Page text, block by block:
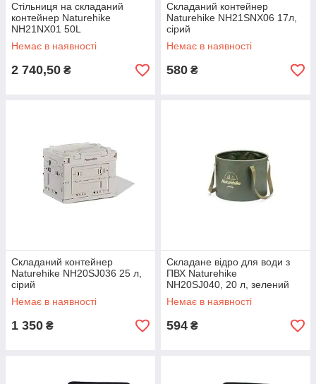
Стільниця на складаний
контейнер Naturehike
NH21NX01 50L
Немає в наявності
2 740,50 ₴
Складаний контейнер
Naturehike NH21SNX06 17л,
сірий
Немає в наявності
580 ₴
Складаний контейнер
Naturehike NH20SJ036 25 л,
сірий
Немає в наявності
1 350 ₴
Складане відро для води з
ПВХ Naturehike
NH20SJ040, 20 л, зелений
Немає в наявності
594 ₴